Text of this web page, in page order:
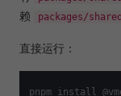
赖
packages/shared
直接运行：